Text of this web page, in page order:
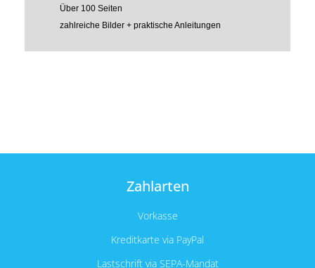
Über 100 Seiten
zahlreiche Bilder + praktische Anleitungen
Zahlarten
Vorkasse
Kreditkarte via PayPal
Lastschrift via SEPA-Mandat